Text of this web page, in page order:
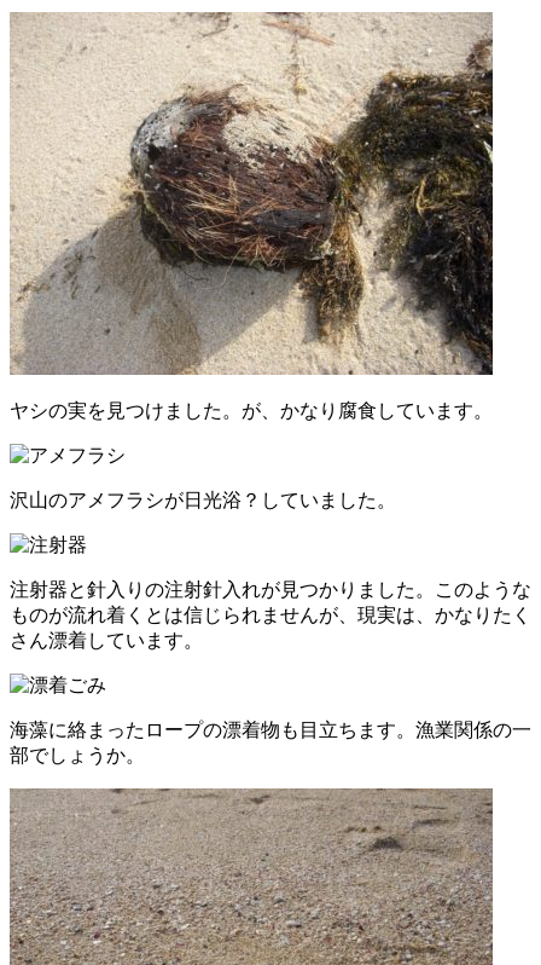
ヤシの実を見つけました。が、かなり腐食しています。
沢山のアメフラシが日光浴？していました。
注射器と針入りの注射針入れが見つかりました。このような
ものが流れ着くとは信じられませんが、現実は、かなりたく
さん漂着しています。
海藻に絡まったロープの漂着物も目立ちます。漁業関係の一
部でしょうか。